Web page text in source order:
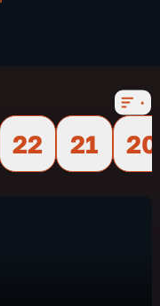
22 21
20